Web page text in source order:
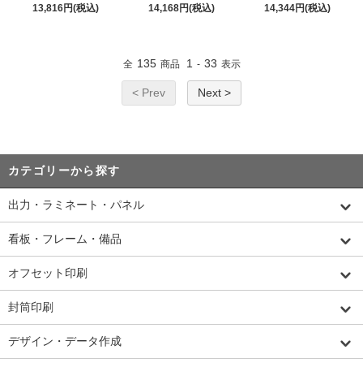
13,816円(税込)
14,168円(税込)
14,344円(税込)
全 135 商品 1 - 33 表示
< Prev Next >
カテゴリーから探す
出力・ラミネート・パネル
看板・フレーム・備品
オフセット印刷
封筒印刷
デザイン・データ作成